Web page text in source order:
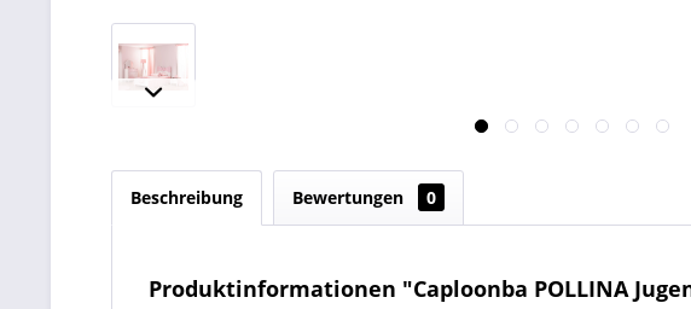
Beschreibung Bewertungen 0
Produktinformationen "Caploonba POLLINA